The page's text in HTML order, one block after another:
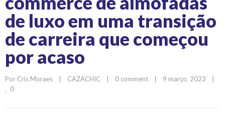
de luxo em uma transição
de carreira que começou
por acaso
Por Cris Moraes | CAZACHIC | 0 comment | 9 março, 2023 |
0